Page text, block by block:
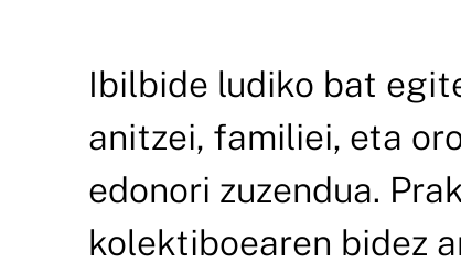
Ibilbide ludiko bat
anitzei, familiei, eta
edonori zuzendua.
kolektiboearen bidez